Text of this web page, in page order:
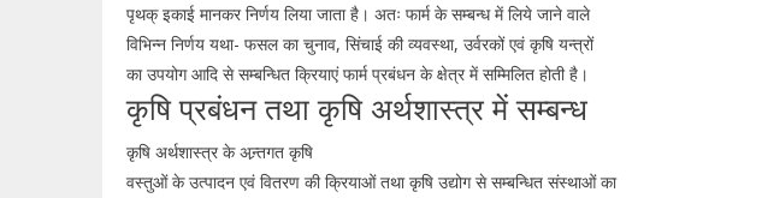
पृथक् इकाई मानकर निर्णय लिया जाता है। अतः फार्म के सम्बन्ध में लिये जाने वाले
विभिन्न निर्णय यथा- फसल का चुनाव, सिंचाई की व्यवस्था, उर्वरकों एवं कृषि यन्त्रों
का उपयोग आदि से सम्बन्धित क्रियाएं फार्म प्रबंधन के क्षेत्र में सम्मिलित होती है।
कृषि प्रबंधन तथा कृषि अर्थशास्त्र में सम्बन्ध
कृषि अर्थशास्त्र के अन्र्तगत कृषि
वस्तुओं के उत्पादन एवं वितरण की क्रियाओं तथा कृषि उद्योग से सम्बन्धित संस्थाओं का